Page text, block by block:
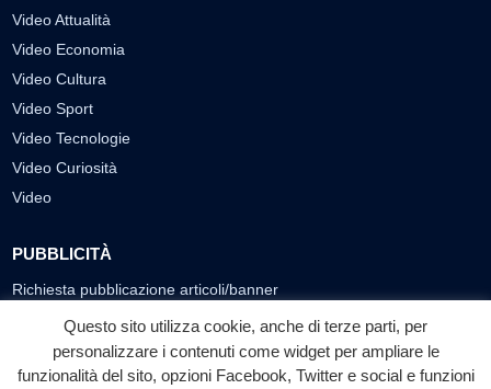
Video Attualità
Video Economia
Video Cultura
Video Sport
Video Tecnologie
Video Curiosità
Video
PUBBLICITÀ
Richiesta pubblicazione articoli/banner
SEGUICI SUI SOCIAL
f ◎ ▶
Questo sito utilizza cookie, anche di terze parti, per
personalizzare i contenuti come widget per ampliare le
funzionalità del sito, opzioni Facebook, Twitter e social e funzioni